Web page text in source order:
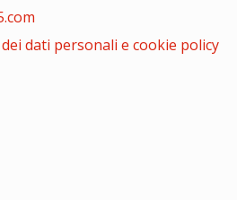
dati personali e cookie policy